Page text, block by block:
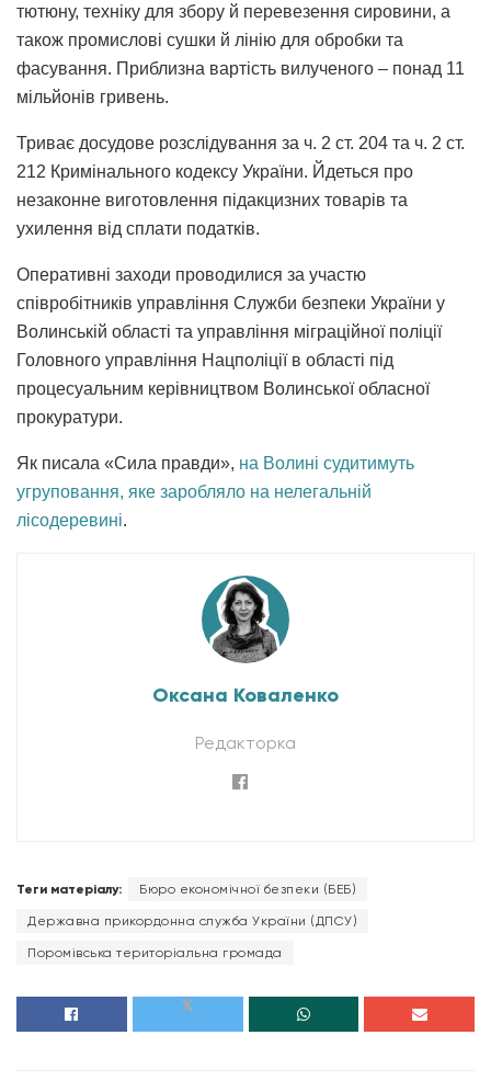
тютюну, техніку для збору й перевезення сировини, а
також промислові сушки й лінію для обробки та
фасування. Приблизна вартість вилученого – понад 11
мільйонів гривень.
Триває досудове розслідування за ч. 2 ст. 204 та ч. 2 ст.
212 Кримінального кодексу України. Йдеться про
незаконне виготовлення підакцизних товарів та
ухилення від сплати податків.
Оперативні заходи проводилися за участю
співробітників управління Служби безпеки України у
Волинській області та управління міграційної поліції
Головного управління Нацполіції в області під
процесуальним керівництвом Волинської обласної
прокуратури.
Як писала «Сила правди», на Волині судитимуть
угруповання, яке заробляло на нелегальній
лісодеревині.
Оксана Коваленко
Редакторка
Теги матеріалу: Бюро економічної безпеки (БЕБ)
Державна прикордонна служба України (ДПСУ)
Поромівська територіальна громада